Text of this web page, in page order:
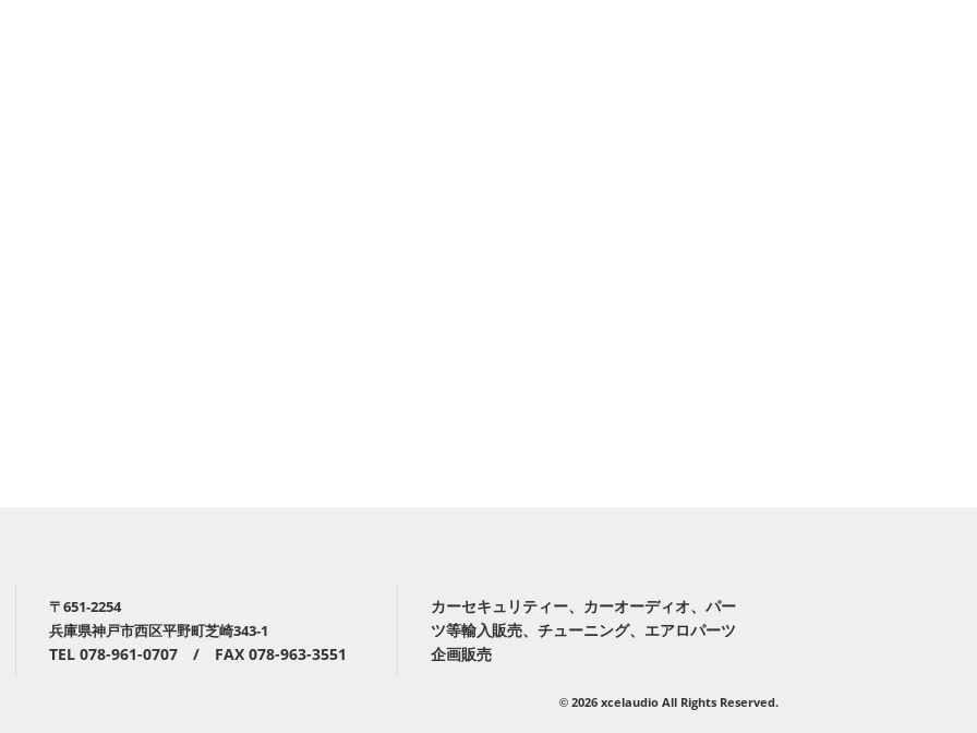
〒651-2254
兵庫県神戸市西区平野町芝崎343-1
TEL 078-961-0707 / FAX 078-963-3551
カーセキュリティー、カーオーディオ、パー
ツ等輸入販売、チューニング、エアロパーツ
企画販売
© 2026 xcelaudio All Rights Reserved.